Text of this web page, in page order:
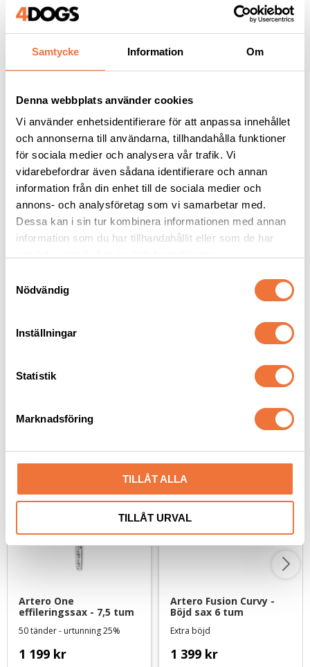
Samtycke Information Om
Denna webbplats använder cookies
Vi använder enhetsidentifierare för att anpassa innehållet
och annonserna till användarna, tillhandahålla funktioner
för sociala medier och analysera vår trafik. Vi
vidarebefordrar även sådana identifierare och annan
information från din enhet till de sociala medier och
annons- och analysföretag som vi samarbetar med.
Dessa kan i sin tur kombinera informationen med annan
information som du har tillhandahållit eller som de har
Nödvändig
Inställningar
Statistik
Marknadsföring
TILLÅT ALLA
TILLÅT URVAL
Andra köpte även
- Lila
239kr
Collection Super Soft
Mycket mjuk och skonsam
Senaste besökta produkter
Artero One
effileringssax - 7,5 tum
50 tänder - urtunning 25%
1 199 kr
Artero Fusion Curvy -
Böjd sax 6 tum
Extra böjd
1 399 kr